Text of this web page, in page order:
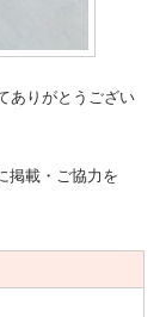
ありがとうござい
掲載・ご協力を